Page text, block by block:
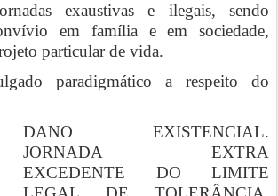
exaustivas e ilegais, sendo
em família e em sociedade,
particular de vida.
paradigmático a respeito do
DANO EXISTENCIAL.
JORNADA EXTRA
EXCEDENTE DO LIMITE